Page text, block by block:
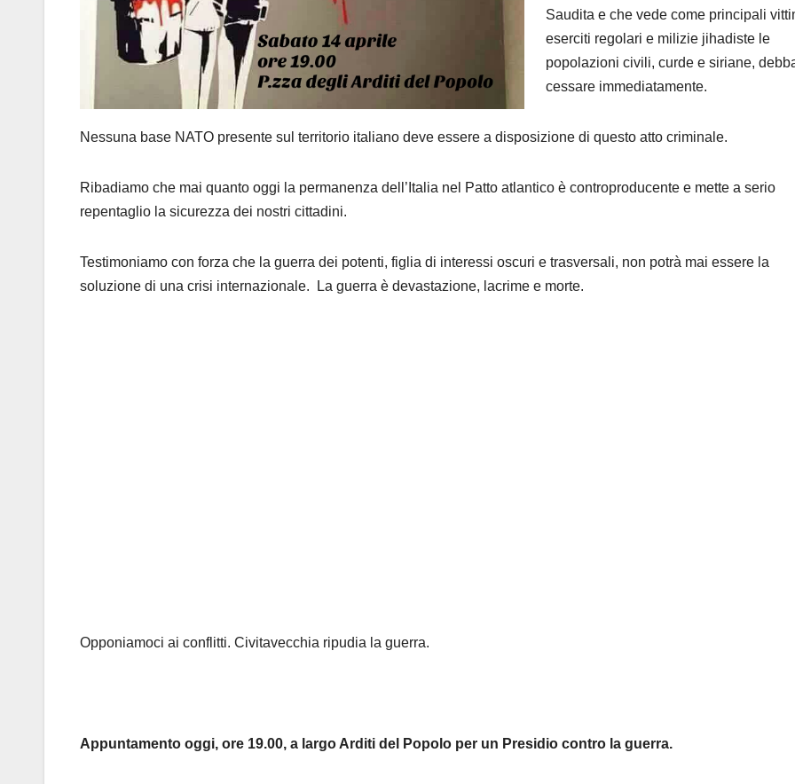
Saudita e che vede come principali
eserciti regolari e milizie jihadiste le
popolazioni civili, curde e siriane,
cessare immediatamente.
Nessuna base NATO presente sul territorio italiano deve essere a disposizione di questo atto criminale.
Ribadiamo che mai quanto oggi la permanenza dell’Italia nel Patto atlantico è controproducente e mette a serio
repentaglio la sicurezza dei nostri cittadini.
Testimoniamo con forza che la guerra dei potenti, figlia di interessi oscuri e trasversali, non potrà mai essere la
soluzione di una crisi internazionale. La guerra è devastazione, lacrime e morte.
Opponiamoci ai conflitti. Civitavecchia ripudia la guerra.
Appuntamento oggi, ore 19.00, a largo Arditi del Popolo per un Presidio contro la guerra.